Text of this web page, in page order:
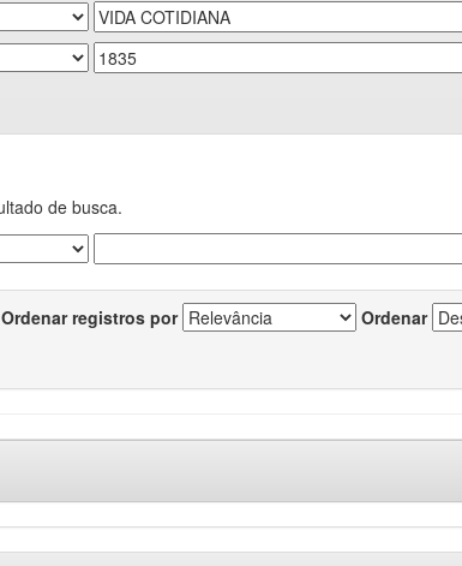
de busca.
Ordenar registros por Ordenar